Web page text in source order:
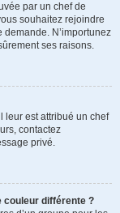
par un chef de
souhaitez rejoindre
demande. N’importunez
ses raisons.
leur est attribué un chef
contactez
privé.
couleur différente ?